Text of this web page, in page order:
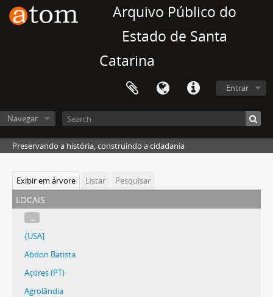
Arquivo Público do
Estado de Santa
Catarina
Entrar
Navegar
Preservando a história, construindo a cidadania
Exibir em árvore Listar Pesquisar
locais
...
{USA]
Abdon Batista
Açores (PT)
Agrolândia